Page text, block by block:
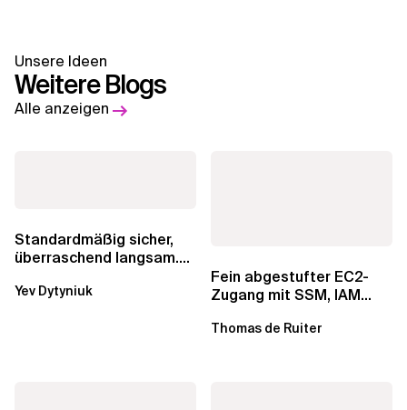
Unsere Ideen
Weitere Blogs
Alle anzeigen
Standardmäßig sicher,
überraschend langsam.
über die RDS...
Yev Dytyniuk
Fein abgestufter EC2-
Zugang mit SSM, IAM
Thomas de Ruiter